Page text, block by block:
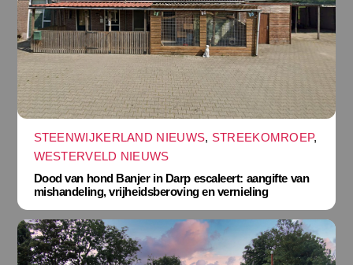
STEENWIJKERLAND NIEUWS, STREEKOMROEP,
WESTERVELD NIEUWS
Dood van hond Banjer in Darp escaleert: aangifte van
mishandeling, vrijheidsberoving en vernieling